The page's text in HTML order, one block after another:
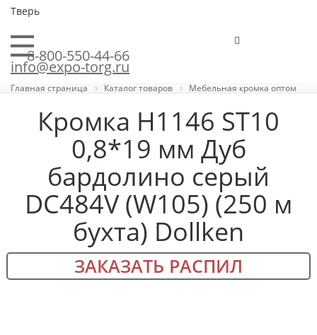
Тверь
8-800-550-44-66
info@expo-torg.ru
Главная страница Каталог товаров Мебельная кромка оптом
Кромка H1146 ST10
0,8*19 мм Дуб
бардолино серый
DC484V (W105) (250 м
бухта) Dollken
ЗАКАЗАТЬ РАСПИЛ